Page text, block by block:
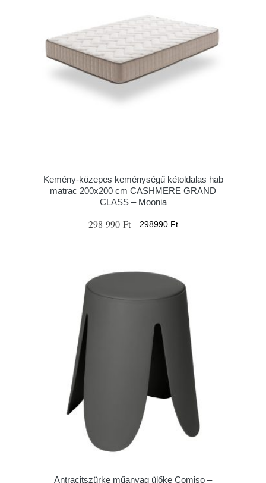
Kemény-közepes keménységű kétoldalas hab
matrac 200x200 cm CASHMERE GRAND
CLASS – Moonia
298 990 Ft 298990 Ft
Antracitszürke műanyag ülőke Comiso –